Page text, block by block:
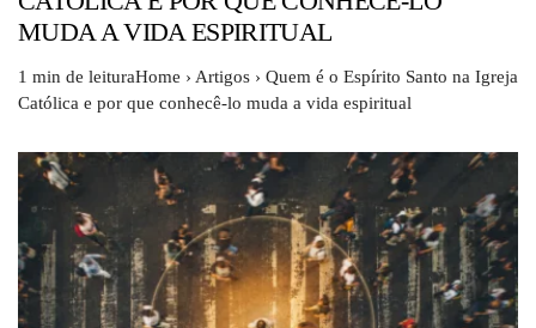
MUDA A VIDA ESPIRITUAL
1 min de leituraHome › Artigos › Quem é o Espírito Santo na Igreja
Católica e por que conhecê-lo muda a vida espiritual